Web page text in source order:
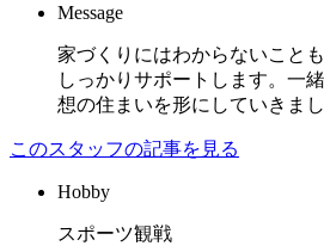
Message
家づくりにはわからないこと
しっかりサポートします。一
想の住まいを形にしていきまし
このスタッフの記事を見る
Hobby
スポーツ観戦